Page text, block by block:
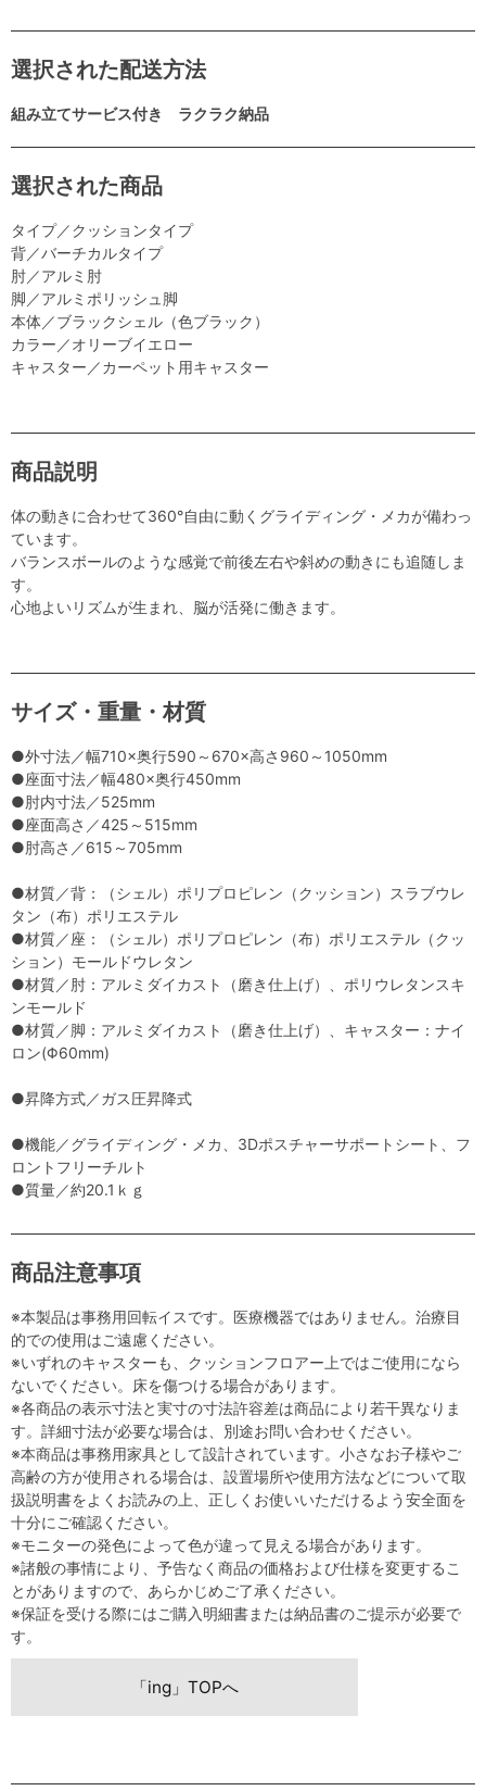
選択された配送方法
組み立てサービス付き ラクラク納品
選択された商品
タイプ／クッションタイプ
背／バーチカルタイプ
肘／アルミ肘
脚／アルミポリッシュ脚
本体／ブラックシェル（色ブラック）
カラー／オリーブイエロー
キャスター／カーペット用キャスター
商品説明
体の動きに合わせて360°自由に動くグライディング・メカが備わっ
ています。
バランスボールのような感覚で前後左右や斜めの動きにも追随しま
す。
心地よいリズムが生まれ、脳が活発に働きます。
サイズ・重量・材質
●外寸法／幅710×奥行590～670×高さ960～1050mm
●座面寸法／幅480×奥行450mm
●肘内寸法／525mm
●座面高さ／425～515mm
●肘高さ／615～705mm
●材質／背：（シェル）ポリプロピレン（クッション）スラブウレ
タン（布）ポリエステル
●材質／座：（シェル）ポリプロピレン（布）ポリエステル（クッ
ション）モールドウレタン
●材質／肘：アルミダイカスト（磨き仕上げ）、ポリウレタンスキ
ンモールド
●材質／脚：アルミダイカスト（磨き仕上げ）、キャスター：ナイ
ロン(Φ60mm)
●昇降方式／ガス圧昇降式
●機能／グライディング・メカ、3Dポスチャーサポートシート、フ
ロントフリーチルト
●質量／約20.1ｋｇ
商品注意事項
※本製品は事務用回転イスです。医療機器ではありません。治療目
的での使用はご遠慮ください。
※いずれのキャスターも、クッションフロアー上ではご使用になら
ないでください。床を傷つける場合があります。
※各商品の表示寸法と実寸の寸法許容差は商品により若干異なりま
す。詳細寸法が必要な場合は、別途お問い合わせください。
※本商品は事務用家具として設計されています。小さなお子様やご
高齢の方が使用される場合は、設置場所や使用方法などについて取
扱説明書をよくお読みの上、正しくお使いいただけるよう安全面を
十分にご確認ください。
※モニターの発色によって色が違って見える場合があります。
※諸般の事情により、予告なく商品の価格および仕様を変更するこ
とがありますので、あらかじめご了承ください。
※保証を受ける際にはご購入明細書または納品書のご提示が必要で
す。
「ing」TOPへ